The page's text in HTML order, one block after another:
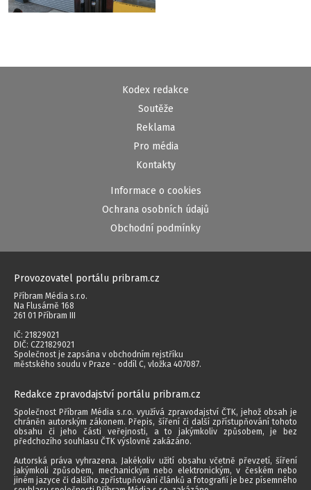
Kodex redakce
Soutěže
Reklama
Pro média
Kontakty
Informace o cookies
Ochrana osobních údajů
Obchodní podmínky
Provozovatel portálu pribram.cz
Příbram Média s.r.o.
Na Flusárně 168
261 01 Příbram III
IČ: 21829021
DIČ: CZ21829021
Společnost je zapsána v obchodním rejstříku
městského soudu v Praze - oddíl C, vložka 407087.
Redakce zpravodajství portálu pribram.cz
Společnost Příbram Média s.r.o. využívá zpravodajství ČTK, jehož obsah je
chráněn autorským zákonem. Přepis, šíření či další zpřístupňování tohoto
obsahu či jeho části veřejnosti, a to jakýmkoliv způsobem, je bez
předchozího souhlasu ČTK výslovně zakázáno.
Autorská práva vyhrazena. Jakékoliv užití obsahu včetně převzetí, šíření
jakýmkoli způsobem, mechanickým nebo elektronickým, v českém nebo
jiném jazyce či dalšího zpřístupňování článků a fotografií je bez písemného